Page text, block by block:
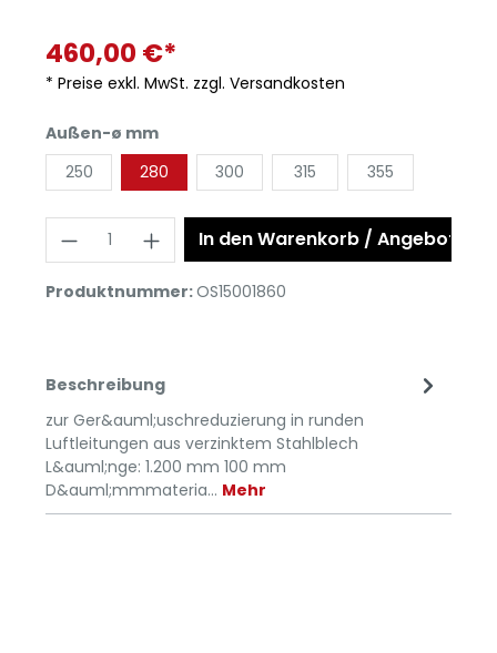
460,00 €*
* Preise exkl. MwSt. zzgl. Versandkosten
Außen-ø mm
250
280 300 315 355
In den Warenkorb / Angebot
Produktnummer:OS15001860
Beschreibung
zur Ger&auml;uschreduzierung in runden
Luftleitungen aus verzinktem Stahlblech
L&auml;nge: 1.200 mm 100 mm
D&auml;mmmateria… Mehr